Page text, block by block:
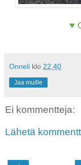
♥
Onneli klo 22.40
Jaa muille
Ei kommentteja:
Lähetä